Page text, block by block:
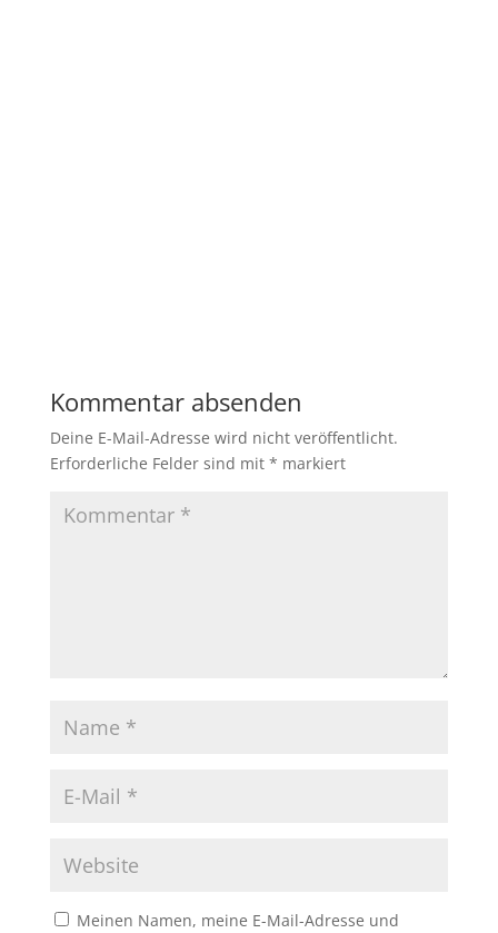
Kommentar absenden
Deine E-Mail-Adresse wird nicht veröffentlicht.
Erforderliche Felder sind mit * markiert
Meinen Namen, meine E-Mail-Adresse und